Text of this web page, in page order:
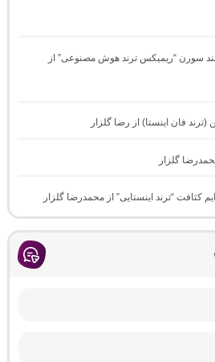
سورن “ریمیکس ترند هوش مصنوعی” از
(ترند فان اینستا) از رضا گلزار
گلزار
کثافت “ترند اینستایی” از محمدرضا گلزار